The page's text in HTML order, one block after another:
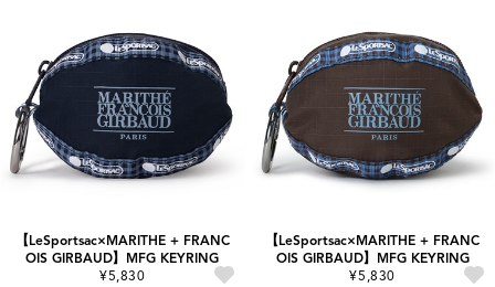
【LeSportsac×MARITHE + FRANC
OIS GIRBAUD】MFG KEYRING
¥5,830
【LeSportsac×MARITHE + FRANC
OIS GIRBAUD】MFG KEYRING
¥5,830